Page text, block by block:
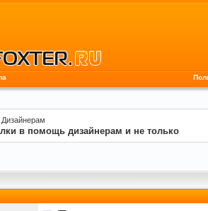
Дизайнерам
в помощь дизайнерам и не только